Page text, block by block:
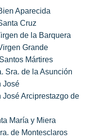
Aparecida
Cruz
de la Barquera
Grande
Mártires
Sra. de la Asunción
José
Arciprestazgo de
María y Miera
de Montesclaros